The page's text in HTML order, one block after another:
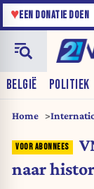
♥EEN DONATIE DOEN
BELGIË POLITIEK
Home
naar